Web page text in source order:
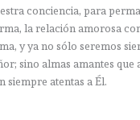
conciencia, para
la relación amorosa
y ya no sólo seremos
sino almas amantes que
siempre atentas a Él.